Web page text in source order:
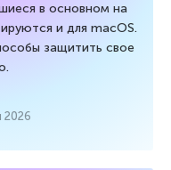
в основном на
и для macOS.
защитить свое
2026